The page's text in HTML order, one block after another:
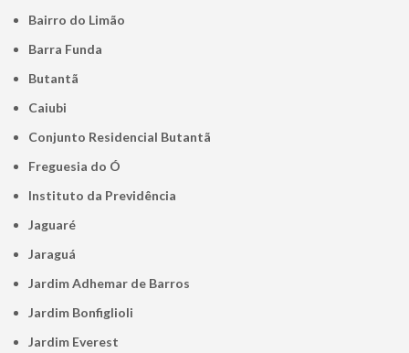
Bairro do Limão
Barra Funda
Butantã
Caiubi
Conjunto Residencial Butantã
Freguesia do Ó
Instituto da Previdência
Jaguaré
Jaraguá
Jardim Adhemar de Barros
Jardim Bonfiglioli
Jardim Everest